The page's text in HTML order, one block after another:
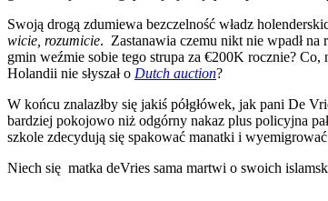
Swoją drogą zdumiewa bezczelność władz
wicie, rozumicie. Zastanawia czemu nikt nie wpadł
gmin weźmie sobie tego strupa za €200K rocznie?
Holandii nie słyszał o Dutch auction?
W końcu znalazłby się jakiś półgłówek, jak pani De
bardziej pokojowo niż odgórny nakaz plus policyjna
szkole zdecydują się spakować manatki i
Niech się matka deVries sama martwi o swoich